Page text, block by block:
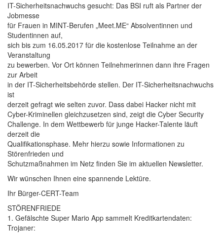
IT-Sicherheitsnachwuchs gesucht: Das BSI ruft als Partner der
Jobmesse
für Frauen in MINT-Berufen „Meet.ME“ Absolventinnen und
Studentinnen auf,
sich bis zum 16.05.2017 für die kostenlose Teilnahme an der
Veranstaltung
zu bewerben. Vor Ort können Teilnehmerinnen dann ihre Fragen
zur Arbeit
in der IT-Sicherheitsbehörde stellen. Der IT-Sicherheitsnachwuchs
ist
derzeit gefragt wie selten zuvor. Dass dabei Hacker nicht mit
Cyber-Kriminellen gleichzusetzen sind, zeigt die Cyber Security
Challenge. In dem Wettbewerb für junge Hacker-Talente läuft
derzeit die
Qualifikationsphase. Mehr hierzu sowie Informationen zu
Störenfrieden und
Schutzmaßnahmen im Netz finden Sie im aktuellen Newsletter.
Wir wünschen Ihnen eine spannende Lektüre.
Ihr Bürger-CERT-Team
STÖRENFRIEDE
1. Gefälschte Super Mario App sammelt Kreditkartendaten:
Trojaner: